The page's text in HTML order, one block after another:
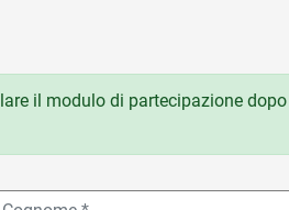
il modulo di partecipazione